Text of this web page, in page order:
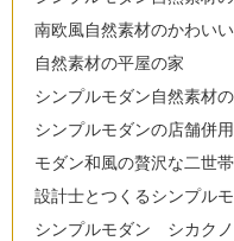
南欧風自然素材のかわい
自然素材の平屋の家
シンプルモダン自然素材
シンプルモダンの店舗併
モダン和風の贅沢な二世
設計士とつくるシンプル
シンプルモダン シカク